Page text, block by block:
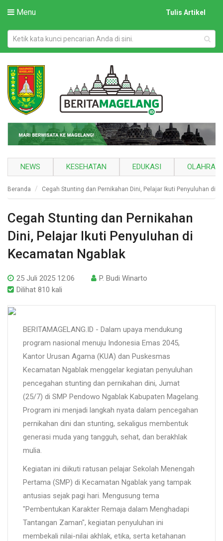
Menu Tulis Artikel
NEWS KESEHATAN EDUKASI
Beranda Cegah Stunting dan Pernikahan Dini, Pelajar Ikuti Penyuluhan di
Cegah Stunting dan Pernikahan
Dini, Pelajar Ikuti Penyuluhan di
Kecamatan Ngablak
25 Juli 2025 12:06
P. Budi Winarto
Dilihat 810 kali
BERITAMAGELANG.ID - Dalam upaya mendukung
program nasional menuju Indonesia Emas 2045,
Kantor Urusan Agama (KUA) dan Puskesmas
Kecamatan Ngablak menggelar kegiatan penyuluhan
pencegahan stunting dan pernikahan dini, Jumat
(25/7) di SMP Pendowo Ngablak Kabupaten Magelang.
Program ini menjadi langkah nyata dalam pencegahan
pernikahan dini dan stunting, sekaligus membentuk
generasi muda yang tangguh, sehat, dan berakhlak
mulia.
Kegiatan ini diikuti ratusan pelajar Sekolah Menengah
Pertama (SMP) di Kecamatan Ngablak yang tampak
antusias sejak pagi hari. Mengusung tema
"Pembentukan Karakter Remaja dalam Menghadapi
Tantangan Zaman", kegiatan penyuluhan ini
membekali nilai-nilai akhlak, etika, serta ketahanan